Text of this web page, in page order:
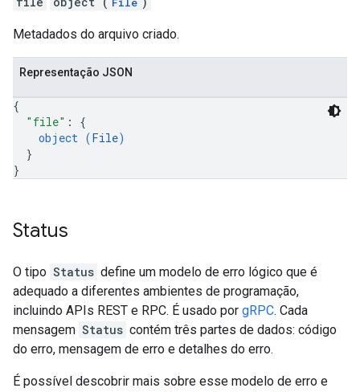
Metadados do arquivo criado.
Representação JSON
{
"file" : {
object (File)
}
}
Status
O tipo Status define um modelo de erro lógico que é
adequado a diferentes ambientes de programação,
incluindo APIs REST e RPC. É usado por gRPC. Cada
mensagem Status contém três partes de dados: código
do erro, mensagem de erro e detalhes do erro.
É possível descobrir mais sobre esse modelo de erro e